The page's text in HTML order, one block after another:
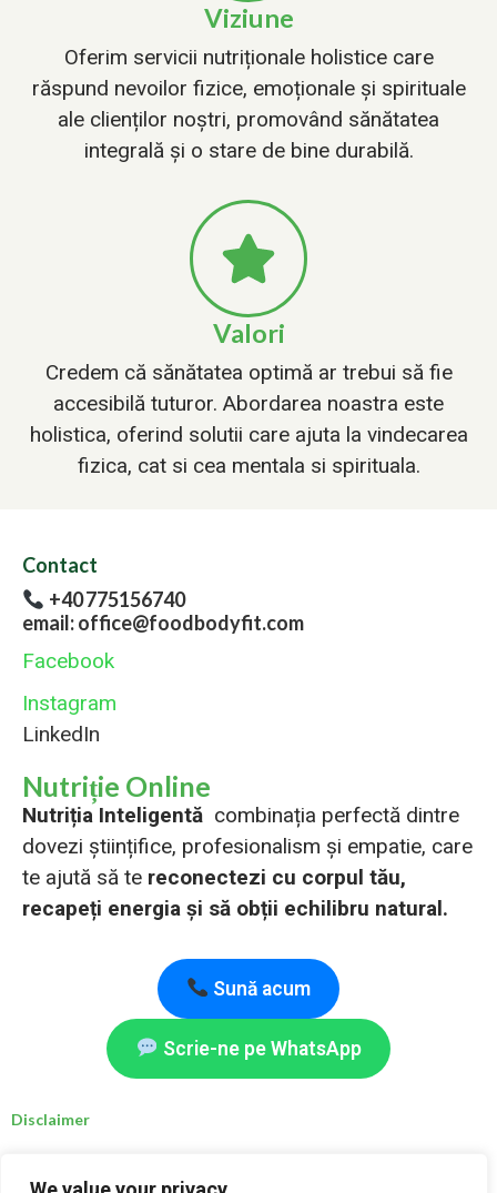
Viziune
Oferim servicii nutriționale holistice care
răspund nevoilor fizice, emoționale și spirituale
ale clienților noștri, promovând sănătatea
integrală și o stare de bine durabilă.
Valori
Credem că sănătatea optimă ar trebui să fie
accesibilă tuturor. Abordarea noastra este
holistica, oferind solutii care ajuta la vindecarea
fizica, cat si cea mentala si spirituala.
Contact
+40 775156740
email: office@foodbodyfit.com
Facebook
Instagram
LinkedIn
Nutriție Online
Nutriția Inteligentă combinația perfectă dintre
dovezi științifice, profesionalism și empatie, care
te ajută să te reconectezi cu corpul tău,
recapeți energia și să obții echilibru natural.
Sună acum
Scrie-ne pe WhatsApp
Disclaimer
persoanele care se confruntă cu afecțiuni medicale specifice sunt sfătuite să consulte un